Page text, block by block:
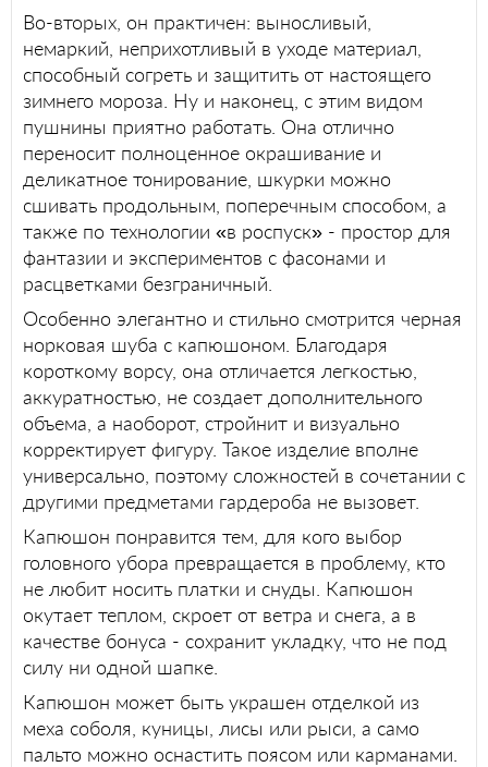
Во-вторых, он практичен: выносливый,
немаркий, неприхотливый в уходе материал,
способный согреть и защитить от настоящего
зимнего мороза. Ну и наконец, с этим видом
пушнины приятно работать. Она отлично
переносит полноценное окрашивание и
деликатное тонирование, шкурки можно
сшивать продольным, поперечным способом, а
также по технологии «в роспуск» - простор для
фантазии и экспериментов с фасонами и
расцветками безграничный.
Особенно элегантно и стильно смотрится черная
норковая шуба с капюшоном. Благодаря
короткому ворсу, она отличается легкостью,
аккуратностью, не создает дополнительного
объема, а наоборот, стройнит и визуально
корректирует фигуру. Такое изделие вполне
универсально, поэтому сложностей в сочетании с
другими предметами гардероба не вызовет.
Капюшон понравится тем, для кого выбор
головного убора превращается в проблему, кто
не любит носить платки и снуды. Капюшон
окутает теплом, скроет от ветра и снега, а в
качестве бонуса - сохранит укладку, что не под
силу ни одной шапке.
Капюшон может быть украшен отделкой из
меха соболя, куницы, лисы или рыси, а само
пальто можно оснастить поясом или карманами.